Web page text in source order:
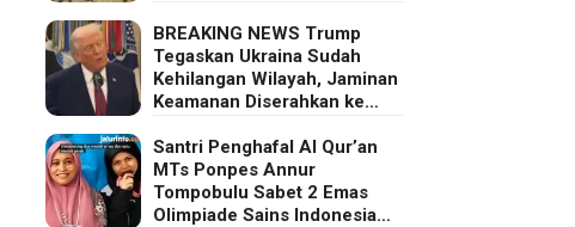
BREAKING NEWS Trump
Tegaskan Ukraina Sudah
Kehilangan Wilayah, Jaminan
Keamanan Diserahkan ke
Santri Penghafal Al Qur’an
MTs Ponpes Annur
Tompobulu Sabet 2 Emas
Olimpiade Sains Indonesia